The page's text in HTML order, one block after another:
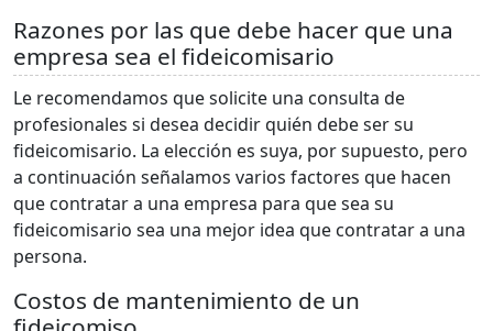
Razones por las que debe hacer que una
empresa sea el fideicomisario
Le recomendamos que solicite una consulta de
profesionales si desea decidir quién debe ser su
fideicomisario. La elección es suya, por supuesto, pero
a continuación señalamos varios factores que hacen
que contratar a una empresa para que sea su
fideicomisario sea una mejor idea que contratar a una
persona.
Costos de mantenimiento de un